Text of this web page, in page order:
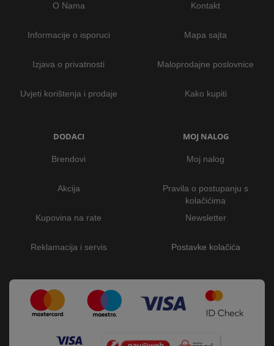
O Nama
Informacije o isporuci
Izjava o privatnosti
Uvjeti korištenja i prodaje
Kontakt
Mapa sajta
Maloprodajne poslovnice
Kako kupiti
DODACI
Brendovi
Akcija
Kupovina na rate
Reklamacija i servis
MOJ NALOG
Moj nalog
Pravila o postupanju s
kolačićima
Newsletter
Postavke kolačića